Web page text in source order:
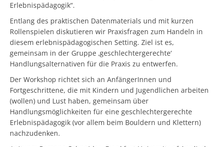
Erlebnispädagogik“.
Entlang des praktischen Datenmaterials und mit kurzen
Rollenspielen diskutieren wir Praxisfragen zum Handeln in
diesem erlebnispädagogischen Setting. Ziel ist es,
gemeinsam in der Gruppe ‚geschlechtergerechte‘
Handlungsalternativen für die Praxis zu entwerfen.
Der Workshop richtet sich an AnfängerInnen und
Fortgeschrittene, die mit Kindern und Jugendlichen arbeiten
(wollen) und Lust haben, gemeinsam über
Handlungsmöglichkeiten für eine geschlechtergerechte
Erlebnispädagogik (vor allem beim Bouldern und Klettern)
nachzudenken.